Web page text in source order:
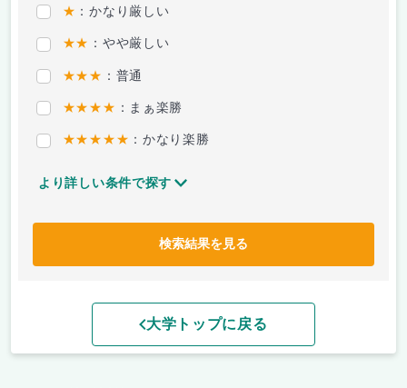
★ ：かなり厳しい
★★ ：やや厳しい
★★★ ：普通
★★★★ ：まぁ楽勝
★★★★★ ：かなり楽勝
より詳しい条件で探す
検索結果を見る
大学トップに戻る